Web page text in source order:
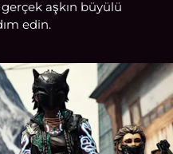
aşkın büyülü
edin.